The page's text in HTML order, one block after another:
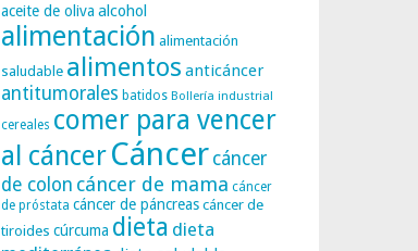
aceite de oliva alcohol
alimentación alimentación
saludable alimentos anticáncer
antitumorales batidos Bollería industrial
cereales comer para vencer
al cáncerCáncer cáncer
de colon cáncer de mama cáncer
de próstata cáncer de páncreascáncer de
tiroides cúrcuma dieta dieta